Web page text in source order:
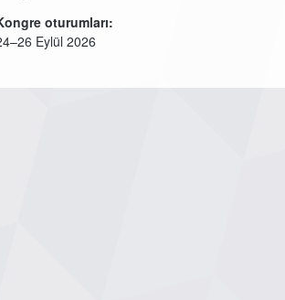
oturumları:
Eylül 2026